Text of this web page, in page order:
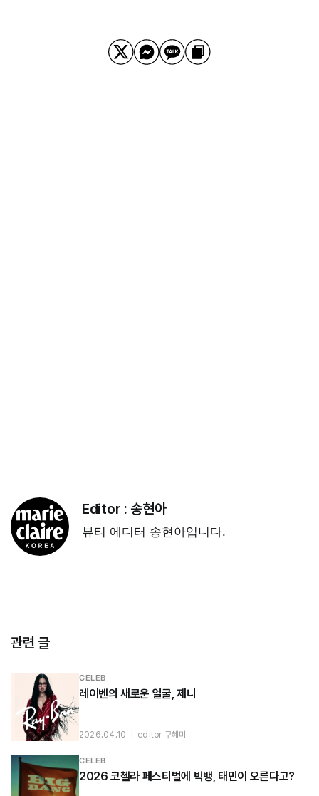
Editor : 송현아
뷰티 에디터 송현아입니다.
관련 글
CELEB
레이벤의 새로운 얼굴, 제니
2026.04.10 editor 구혜미
CELEB
2026 코첼라 페스티벌에 빅뱅, 태민이 오른다고?